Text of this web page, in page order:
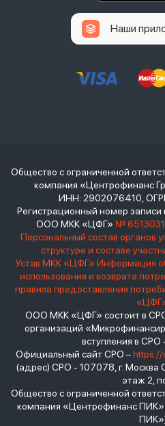
Наши
Общество с ограниченной
компания «Центрофинанс
ИНН: 2902076410,
Регистрационный номер записи
ООО МКК «ЦФГ» №
Персональный состав органов
структуре и составе
Устав МКК «ЦФГ» Информация
использования и возврата
правила предоставления
ООО МКК «ЦФГ» состоит в
организаций
вступления в СРО
Официальный сайт СРО –https://
(адрес) СРО - 107078, г. Москва
этаж 2,
Общество с ограниченной
компания «Центрофинанс